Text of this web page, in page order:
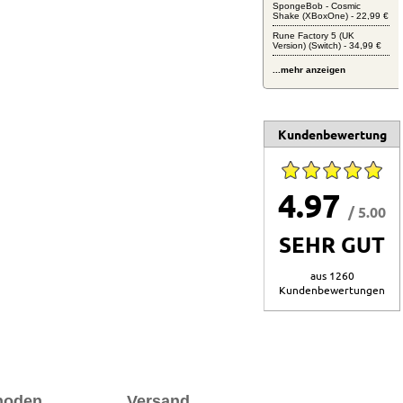
SpongeBob - Cosmic
Shake (XBoxOne) - 22,99 €
Rune Factory 5 (UK
Version) (Switch) - 34,99 €
...mehr anzeigen
Kundenbewertung
4.97 / 5.00
SEHR GUT
aus 1260
Kundenbewertungen